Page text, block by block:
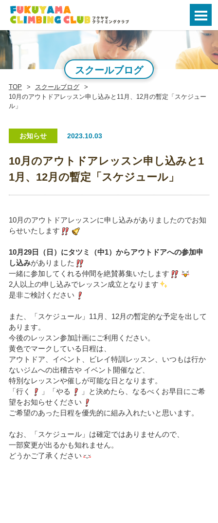
スクールブログ
TOP
スクールブログ
10月のアウトドアレッスン申し込みと11月、12月の暫定「スケジュー
ル」
お知らせ 2023.10.03
10月のアウトドアレッスン申し込みと1
1月、12月の暫定「スケジュール」
10月のアウトドアレッスンに申し込みがありましたのでお知
らせいたします
10月29日（日）にタツミ（中1）からアウトドアへの参加申
し込みがありました
一緒に参加してくれる仲間を絶賛募集いたします
2人以上の申し込みでレッスン成立となります
是非ご検討ください
また、「スケジュール」11月、12月の暫定的な予定を出して
あります。
今後のレッスン参加計画にご利用ください。
黄色でマークしている日程は、
アウトドア、イベント、ビレイ特訓レッスン、いつもは行か
ないジムへの出稽古や イベント開催など、
特別なレッスンや催しが可能な日となります。
「行く
」「やる
」と決めたら、なるべくお早目にご希
望をお知らせください
ご希望のあった日程を優先的に組み入れたいと思います。
なお、「スケジュール」は確定ではありませんので、
一部変更が出るかも知れません。
どうかご了承ください